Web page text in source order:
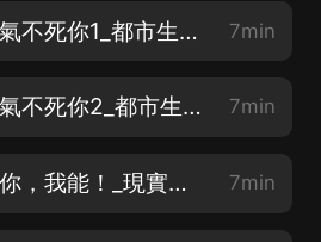
假婿_第3集 生怕氣不死你1_都市生活的殘酷廝殺，愛恨情仇，豪門商戰，訂閱不迷路 7min
假婿_第4集 生怕氣不死你2_都市生活的殘酷廝殺，愛恨情仇，豪門商戰，訂閱不迷路 7min
假婿_第5集 為了你，我能！_現實的殘酷廝殺，愛恨情仇，豪門商戰，訂閱不迷路 7min